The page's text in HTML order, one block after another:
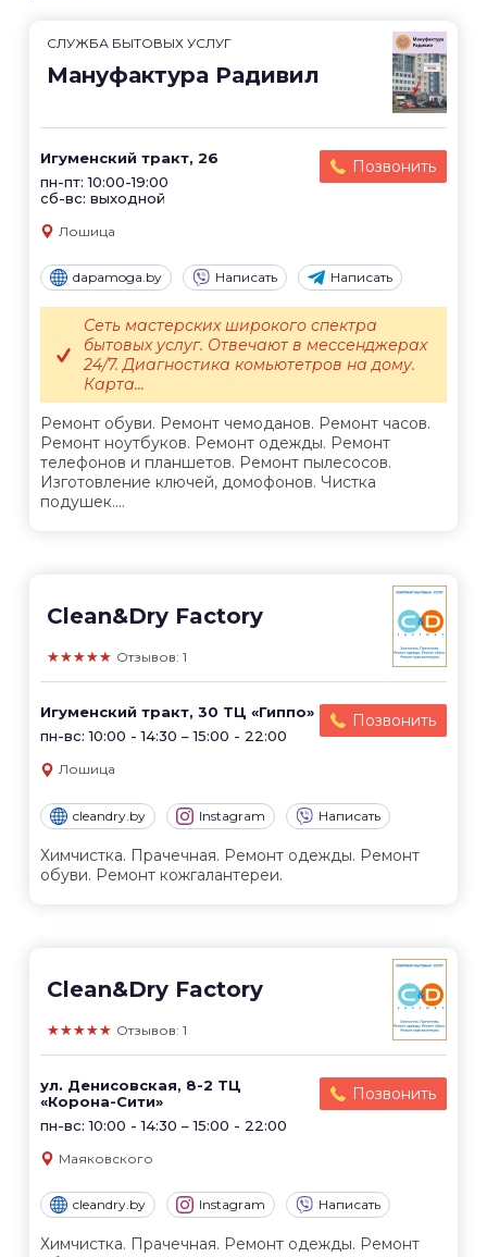
СЛУЖБА БЫТОВЫХ УСЛУГ
Мануфактура Радивил
Игуменский тракт, 26
пн-пт: 10:00-19:00
сб-вс: выходной
Позвонить
Лошица
dapamoga.by Написать Написать
Ремонт обуви. Ремонт чемоданов. Ремонт часов.
Ремонт ноутбуков. Ремонт одежды. Ремонт
телефонов и планшетов. Ремонт пылесосов.
Изготовление ключей, домофонов. Чистка
подушек....
Сеть мастерских широкого спектра
бытовых услуг. Отвечают в мессенджерах
24/7. Диагностика комьютетров на дому.
Карта...
Clean&Dry Factory
★★★★★ Отзывов: 1
Игуменский тракт, 30 ТЦ «Гиппо»
пн-вс: 10:00 - 14:30 – 15:00 - 22:00
Позвонить
Лошица
cleandry.by Instagram Написать
Химчистка. Прачечная. Ремонт одежды. Ремонт
обуви. Ремонт кожгалантереи.
Clean&Dry Factory
★★★★★ Отзывов: 1
ул. Денисовская, 8-2 ТЦ
«Корона-Сити»
пн-вс: 10:00 - 14:30 – 15:00 - 22:00
Позвонить
Маяковского
cleandry.by Instagram Написать
Химчистка. Прачечная. Ремонт одежды. Ремонт